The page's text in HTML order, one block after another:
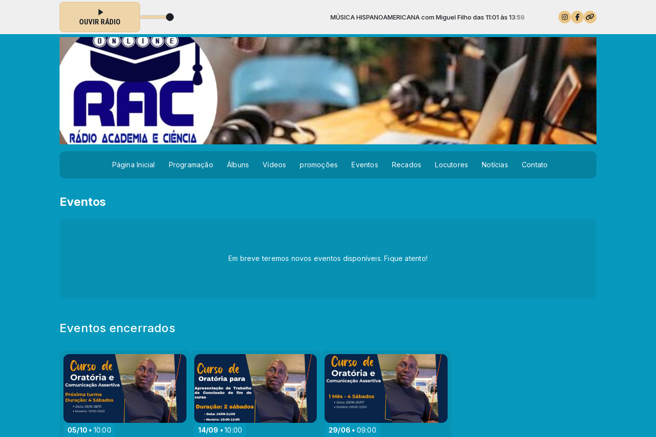
OUVIR RÁDIO
com Miguel Filho das 11:01 às 13:59 MÚSICA HISPANOAMERICANA com Miguel Filho das 11:01 às 13:59
Página Inicial Programação Álbuns Vídeos promoções Eventos Recados Locutores Notícias Contato
Eventos
Em breve teremos novos eventos disponíveis. Fique atento!
Eventos encerrados
05/10 10:00 14/09 10:00 29/06 09:00